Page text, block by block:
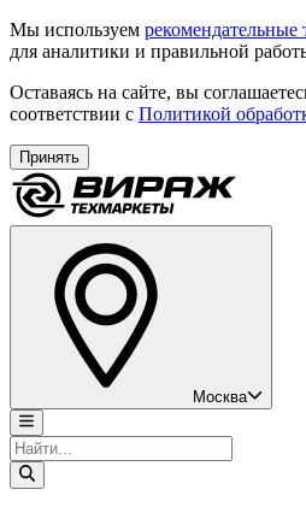
Мы используем рекомендательные
для аналитики и правильной
Оставаясь на сайте, вы
соответствии с Политикой
Принять
Москва